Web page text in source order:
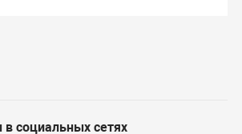
социальных сетях